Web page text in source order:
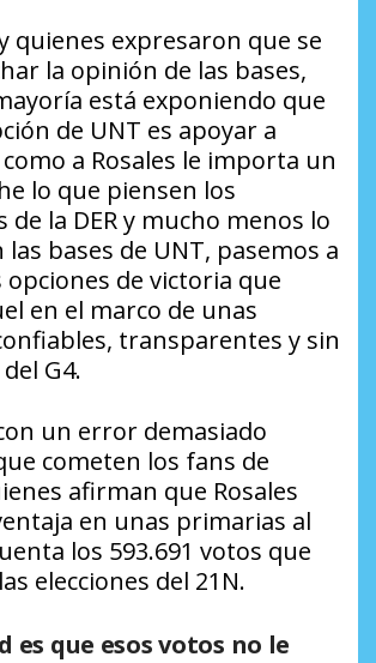
quienes expresaron que se
la opinión de las bases,
está exponiendo que
de UNT es apoyar a
como a Rosales le importa un
lo que piensen los
la DER y mucho menos lo
bases de UNT, pasemos a
opciones de victoria que
en el marco de unas
transparentes y sin
G4.
un error demasiado
cometen los fans de
afirman que Rosales
en unas primarias al
los 593.691 votos que
elecciones del 21N.
es que esos votos no le